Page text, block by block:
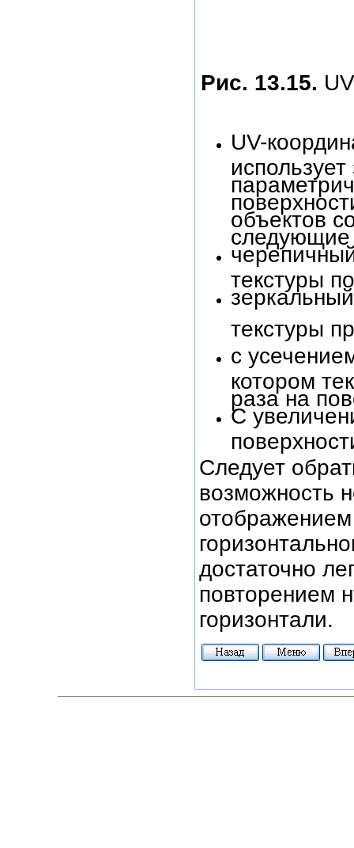
Рис. 13.15.
UV-
объектов
следующие
текстуры
текстуры
с
котором
раза на
С
Следует
возможность
достаточно
повторением
горизонтали.